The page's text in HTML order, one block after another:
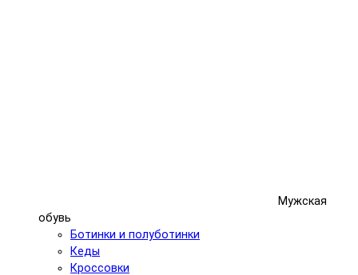
Мужская
обувь
Ботинки и полуботинки
Кеды
Кроссовки